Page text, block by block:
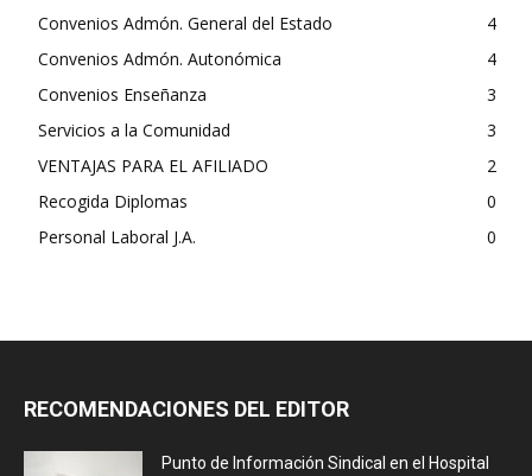
Convenios Admón. General del Estado
4
Convenios Admón. Autonómica
4
Convenios Enseñanza
3
Servicios a la Comunidad
3
VENTAJAS PARA EL AFILIADO
2
Recogida Diplomas
0
Personal Laboral J.A.
0
RECOMENDACIONES DEL EDITOR
Punto de Información Sindical en el Hospital